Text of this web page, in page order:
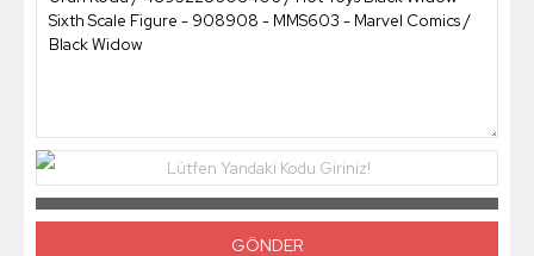
Lütfen Yandaki Kodu Giriniz!